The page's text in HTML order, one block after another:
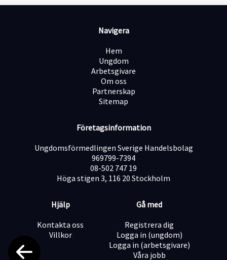
Du älskar att tävla och ser varje mål som en utmaning.
Du sprider energi och trivs med att arbeta i team.
Du är 18 år eller äldre och bor (eller planerar att flytta)
och ge dig verktygen för att lyckas.
Om Konnect
Vi på Konnect är ett av Sveriges största kontaktcenter
och en ledande aktör inom kundhantering. Med 15 års
genom att leverera skräddarsydda lösningar med fokus
Är du redo att göra skillnad?Skicka in din ansökan idag –
din framtid börjar här!
Navigera
Hem
Ungdom
Arbetsgivare
Om oss
Partnerskap
Sitemap
Företagsinformation
Ungdomsförmedlingen Sverige Handelsbolag
969799-7394
08-502 747 19
Höga stigen 3, 116 20 Stockholm
Hjälp
Kontakta oss
Villkor
Gå med
Registrera dig
Logga in (ungdom)
Logga in (arbetsgivare)
Våra jobb